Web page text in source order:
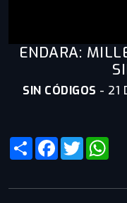
ENDARA:
SIN CÓDIGOS - 21
ShareFacebook
Twitter